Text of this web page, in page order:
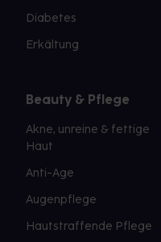
Diabetes
Erkältung
Beauty & Pflege
Akne, unreine & fettige
Haut
Anti-Age
Augenpflege
Hautstraffende Pflege